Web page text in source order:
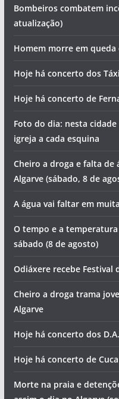
Bombeiros combatem
atualização)
Homem morre em
Hoje há concerto dos
Hoje há concerto de
Foto do dia: nesta
igreja a cada esquina
Cheiro a droga e falta de
Algarve (sábado, 8 de
A água vai faltar em
O tempo e a
sábado (8 de agosto)
Odiáxere recebe Festival
Cheiro a droga trama
Algarve
Hoje há concerto dos
Hoje há concerto de
Morte na praia e